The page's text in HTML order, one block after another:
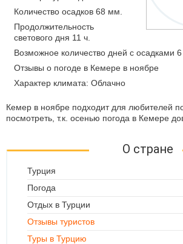
Количество осадков 68 мм.
Продолжительность
светового дня 11 ч.
Возможное количество дней с осадками 6
Отзывы о погоде в Кемере в ноябре
Характер климата: Облачно
Кемер в ноябре подходит для любителей
посмотреть, т.к. осенью погода в Кемере
О стране
Турция
Погода
Отдых в Турции
Отзывы туристов
Туры в Турцию